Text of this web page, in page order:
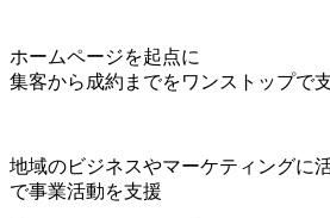
ホームページを起点に
集客から成約までをワンストップで
地域のビジネスやマーケティングに
で事業活動を支援